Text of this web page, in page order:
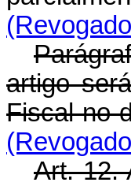
artigo
Fiscal no
Art. 12.